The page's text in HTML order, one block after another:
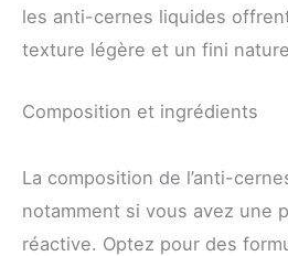
les anti-cernes liquides
texture légère et un fini
Composition et ingrédients
La composition de l’anti-
notamment si vous avez une
réactive. Optez pour des